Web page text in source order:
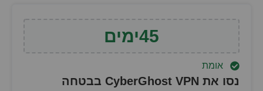
45ימים
אומת
נסו את CyberGhost VPN בבטחה